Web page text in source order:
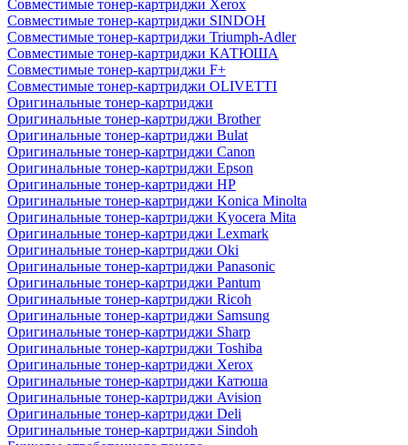
Совместимые тонер-картриджи Xerox
Совместимые тонер-картриджи SINDOH
Совместимые тонер-картриджи Triumph-Adler
Совместимые тонер-картриджи КАТЮША
Совместимые тонер-картриджи F+
Совместимые тонер-картриджи OLIVETTI
Оригинальные тонер-картриджи
Оригинальные тонер-картриджи Brother
Оригинальные тонер-картриджи Bulat
Оригинальные тонер-картриджи Canon
Оригинальные тонер-картриджи Epson
Оригинальные тонер-картриджи HP
Оригинальные тонер-картриджи Konica Minolta
Оригинальные тонер-картриджи Kyocera Mita
Оригинальные тонер-картриджи Lexmark
Оригинальные тонер-картриджи Oki
Оригинальные тонер-картриджи Panasonic
Оригинальные тонер-картриджи Pantum
Оригинальные тонер-картриджи Ricoh
Оригинальные тонер-картриджи Samsung
Оригинальные тонер-картриджи Sharp
Оригинальные тонер-картриджи Toshiba
Оригинальные тонер-картриджи Xerox
Оригинальные тонер-картриджи Катюша
Оригинальные тонер-картриджи Avision
Оригинальные тонер-картриджи Deli
Оригинальные тонер-картриджи Sindoh